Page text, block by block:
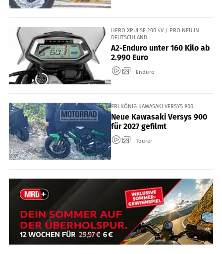
HERO XPULSE 200 4V / PRO NEU IN
DEUTSCHLAND
A2-Enduro unter 160 Kilo ab
2.990 Euro
Enduro
ERLKÖNIG KAWASAKI VERSYS 900
Neue Kawasaki Versys 900
für 2027 gefilmt
Tourer